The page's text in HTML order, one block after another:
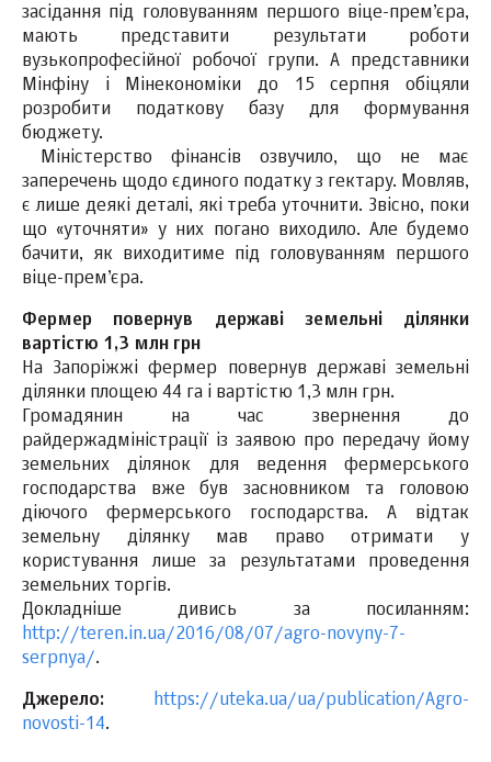
засідання під головуванням першого віце-прем’єра,
мають представити результати роботи
вузькопрофесійної робочої групи. А представники
Мінфіну і Мінекономіки до 15 серпня обіцяли
розробити податкову базу для формування
бюджету.
Міністерство фінансів озвучило, що не має
заперечень щодо єдиного податку з гектару. Мовляв,
є лише деякі деталі, які треба уточнити. Звісно, поки
що «уточняти» у них погано виходило. Але будемо
бачити, як виходитиме під головуванням першого
віце-прем’єра.
Фермер повернув державі земельні ділянки
вартістю 1,3 млн грн
На Запоріжжі фермер повернув державі земельні
ділянки площею 44 га і вартістю 1,3 млн грн.
Громадянин на час звернення до
райдержадміністрації із заявою про передачу йому
земельних ділянок для ведення фермерського
господарства вже був засновником та головою
діючого фермерського господарства. А відтак
земельну ділянку мав право отримати у
користування лише за результатами проведення
земельних торгів.
Докладніше дивись за посиланням:
http://teren.in.ua/2016/08/07/agro-novyny-7-
serpnya/.
Джерело:
https://uteka.ua/ua/publication/Agro-
novosti-14.